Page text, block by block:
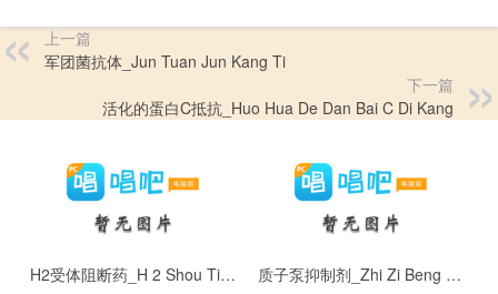
上一篇
军团菌抗体_Jun Tuan Jun Kang Ti
下一篇
活化的蛋白C抵抗_Huo Hua De Dan Bai C Di Kang
H2受体阻断药_H 2 Shou Ti Zu Duan Yao 质子泵抑制剂_Zhi Zi Beng Yi Zhi Ji